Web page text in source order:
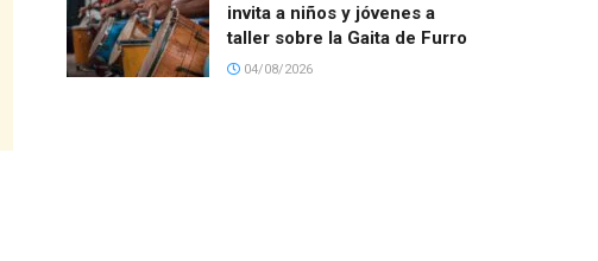
invita a niños y jóvenes a
taller sobre la Gaita de Furro
04/08/2026